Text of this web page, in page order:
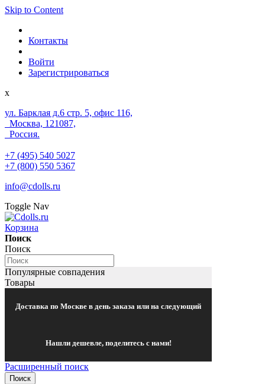
Skip to Content
Контакты
Войти
Зарегистрироваться
x
ул. Барклая д.6 стр. 5, офис 116,
Москва, 121087,
Россия.
+7 (495) 540 5027
+7 (800) 550 5367
info@cdolls.ru
Toggle Nav
Корзина
Поиск
Поиск
Популярные совпадения
Товары
Доставка по Москве в день заказа или на следующий
Нашли дешевле, поделитесь с нами!
Расширенный поиск
Поиск